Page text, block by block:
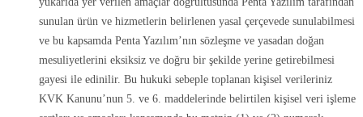
sunulan ürün ve hizmetlerin belirlenen yasal çerçevede sunulabilmesi
ve bu kapsamda Penta Yazılım’nın sözleşme ve yasadan doğan
mesuliyetlerini eksiksiz ve doğru bir şekilde yerine getirebilmesi
gayesi ile edinilir. Bu hukuki sebeple toplanan kişisel verileriniz
KVK Kanunu’nun 5. ve 6. maddelerinde belirtilen kişisel veri işleme